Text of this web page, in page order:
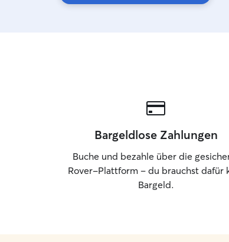
Bargeldlose Zahlungen
Buche und bezahle über die
Rover-Plattform – du brauchst dafür
Bargeld.